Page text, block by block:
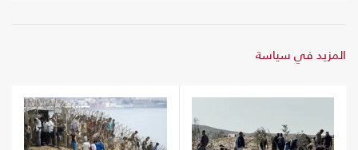
المزيد في سياسة